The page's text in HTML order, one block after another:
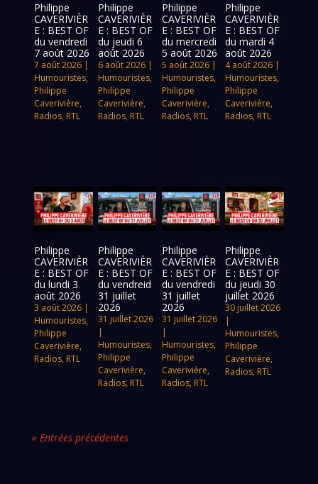
Philippe
CAVERIVIÈR
E : BEST OF
du vendredi
7 août 2026
7 août 2026 |
Humouristes,
Philippe
Caverivière,
Radios, RTL
Philippe
CAVERIVIÈR
E : BEST OF
du jeudi 6
août 2026
6 août 2026|
Humouristes,
Philippe
Caverivière,
Radios, RTL
Philippe
CAVERIVIÈR
E : BEST OF
du mercredi
5 août 2026
5 août 2026|
Humouristes,
Philippe
Caverivière,
Radios, RTL
Philippe
CAVERIVIÈR
E : BEST OF
du mardi 4
août 2026
4 août 2026 |
Humouristes,
Philippe
Caverivière,
Radios, RTL
Philippe
CAVERIVIÈR
E : BEST OF
du lundi 3
août 2026
3 août 2026 |
Humouristes,
Philippe
Caverivière,
Radios, RTL
Philippe
CAVERIVIÈR
E : BEST OF
du vendreid
31 juillet
2026
31 juillet 2026
|
Humouristes,
Philippe
Caverivière,
Radios, RTL
Philippe
CAVERIVIÈR
E : BEST OF
du vendredi
31 juillet
2026
31 juillet 2026
|
Humouristes,
Philippe
Caverivière,
Radios, RTL
Philippe
CAVERIVIÈR
E : BEST OF
du jeudi 30
juillet 2026
30 juillet 2026
|
Humouristes,
Philippe
Caverivière,
Radios, RTL
« Entrées précédentes